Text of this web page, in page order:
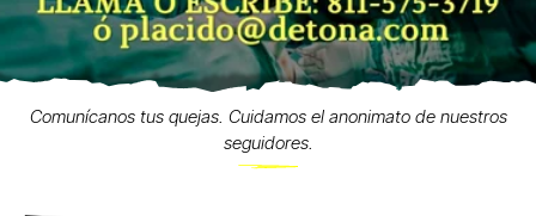
Comunícanos tus quejas. Cuidamos el anonimato de nuestros
seguidores.